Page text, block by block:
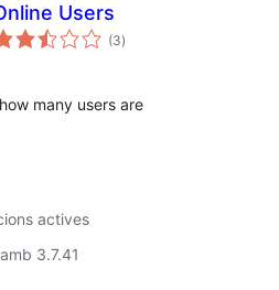
Users
(3puntuacions
totals
)
many users are
actives
3.7.41